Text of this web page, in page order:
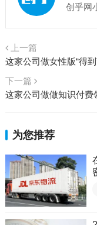
创乎网
上一篇
这家公司做女性版“得
下一篇
这家公司做做知识付费
为您推荐